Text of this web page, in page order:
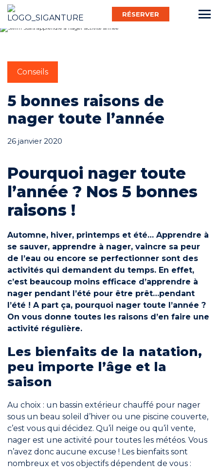
RÉSERVER
Français
Bébé Nageur
Adulte
Engagements
RÉSERVER
Mon compte
Blog
Rejoindre le réseau
Aide
Conseils
5 bonnes raisons de
nager toute l’année
26 janvier 2020
Pourquoi nager toute
l’année ? Nos 5 bonnes
raisons !
Automne, hiver, printemps et été… Apprendre à
se sauver, apprendre à nager, vaincre sa peur
de l’eau ou encore se perfectionner sont des
activités qui demandent du temps. En effet,
c’est beaucoup moins efficace d’apprendre à
nager pendant l’été pour être prêt…pendant
l’été ! A part ça, pourquoi nager toute l’année ?
On vous donne toutes les raisons d’en faire une
activité régulière.
Les bienfaits de la natation,
peu importe l’âge et la
saison
Au choix : un bassin extérieur chauffé pour nager
sous un beau soleil d’hiver ou une piscine couverte,
c’est vous qui décidez. Qu’il neige ou qu’il vente,
nager est une activité pour toutes les météos. Vous
n’avez donc aucune excuse ! Les bienfaits sont
nombreux et vos objectifs dépendent de vous :